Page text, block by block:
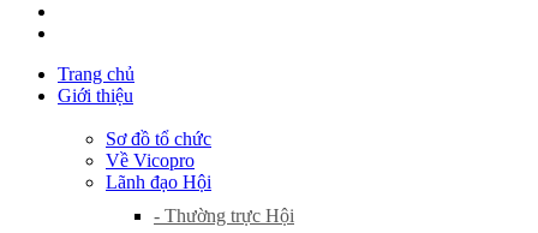
Trang chủ
Giới thiệu
Sơ đồ tổ chức
Về Vicopro
Lãnh đạo Hội
- Thường trực Hội